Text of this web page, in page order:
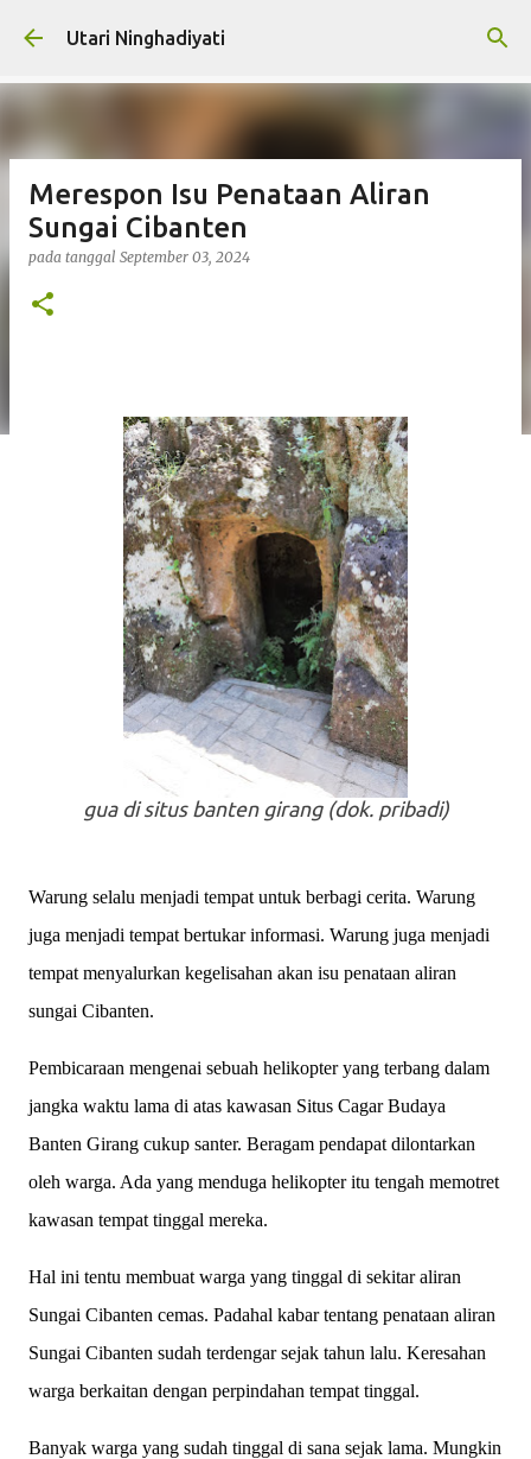
Langsung ke konten utama
Utari Ninghadiyati
Merespon Isu Penataan Aliran
Sungai Cibanten
pada tanggal September 03, 2024
gua di situs banten girang (dok. pribadi)
Warung selalu menjadi tempat untuk berbagi cerita. Warung
juga menjadi tempat bertukar informasi. Warung juga menjadi
tempat menyalurkan kegelisahan akan isu penataan aliran
sungai Cibanten.
Pembicaraan mengenai sebuah helikopter yang terbang dalam
jangka waktu lama di atas kawasan Situs Cagar Budaya
Banten Girang cukup santer. Beragam pendapat dilontarkan
oleh warga. Ada yang menduga helikopter itu tengah memotret
kawasan tempat tinggal mereka.
Hal ini tentu membuat warga yang tinggal di sekitar aliran
Sungai Cibanten cemas. Padahal kabar tentang penataan aliran
Sungai Cibanten sudah terdengar sejak tahun lalu. Keresahan
warga berkaitan dengan perpindahan tempat tinggal.
Banyak warga yang sudah tinggal di sana sejak lama. Mungkin